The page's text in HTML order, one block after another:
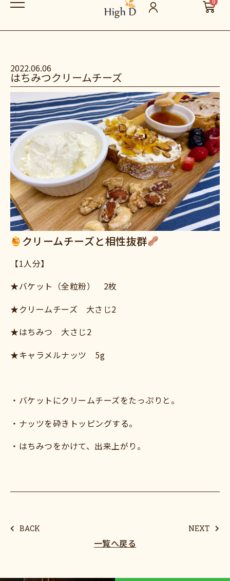
2022.06.06
はちみつクリームチーズ
クリームチーズと相性抜群
【1人分】
★バケット（全粒粉） 2枚
★クリームチーズ 大さじ2
★はちみつ 大さじ2
★キャラメルナッツ 5g
・バケットにクリームチーズをたっぷりと。
・ナッツを砕きトッピングする。
・はちみつをかけて、出来上がり。
BACK NEXT
一覧へ戻る